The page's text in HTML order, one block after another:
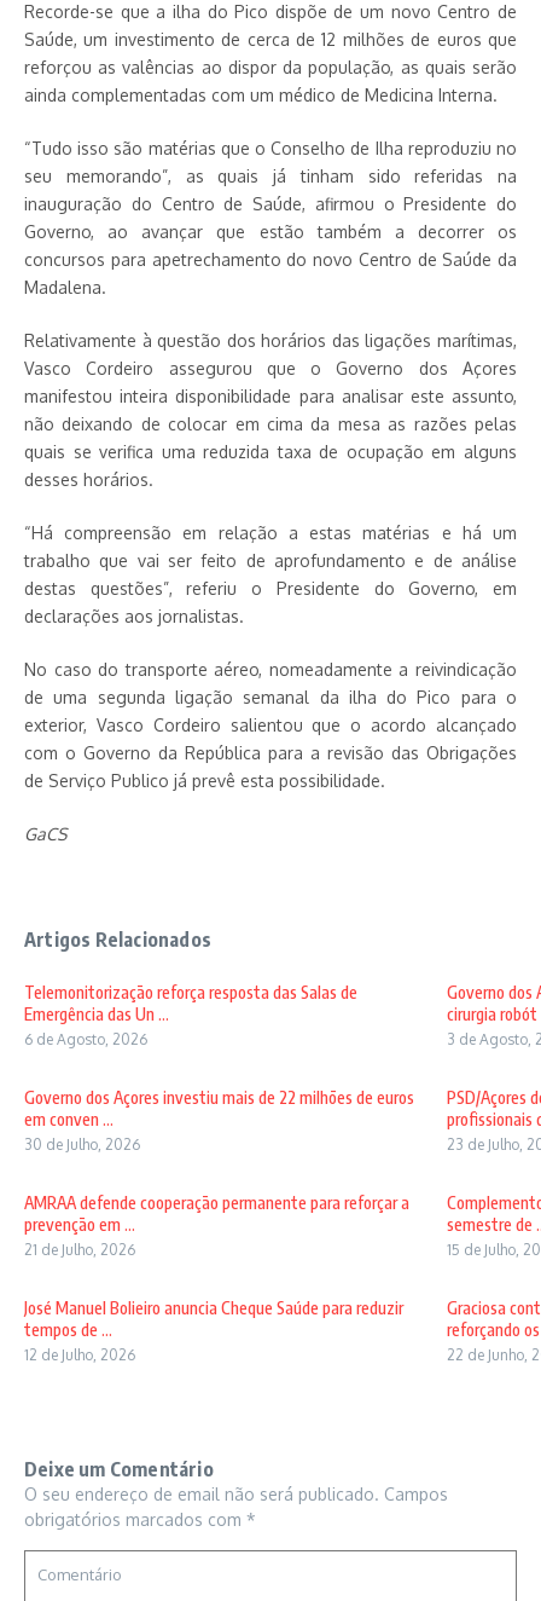
Recorde-se que a ilha do Pico dispõe de um novo Centro de
Saúde, um investimento de cerca de 12 milhões de euros que
reforçou as valências ao dispor da população, as quais serão
ainda complementadas com um médico de Medicina Interna.
“Tudo isso são matérias que o Conselho de Ilha reproduziu no
seu memorando”, as quais já tinham sido referidas na
inauguração do Centro de Saúde, afirmou o Presidente do
Governo, ao avançar que estão também a decorrer os
concursos para apetrechamento do novo Centro de Saúde da
Madalena.
Relativamente à questão dos horários das ligações marítimas,
Vasco Cordeiro assegurou que o Governo dos Açores
manifestou inteira disponibilidade para analisar este assunto,
não deixando de colocar em cima da mesa as razões pelas
quais se verifica uma reduzida taxa de ocupação em alguns
desses horários.
“Há compreensão em relação a estas matérias e há um
trabalho que vai ser feito de aprofundamento e de análise
destas questões”, referiu o Presidente do Governo, em
declarações aos jornalistas.
No caso do transporte aéreo, nomeadamente a reivindicação
de uma segunda ligação semanal da ilha do Pico para o
exterior, Vasco Cordeiro salientou que o acordo alcançado
com o Governo da República para a revisão das Obrigações
de Serviço Publico já prevê esta possibilidade.
GaCS
Artigos Relacionados
Telemonitorização reforça resposta das Salas de
Emergência das Un ...
6 de Agosto, 2026
Governo dos
cirurgia robót
3 de Agosto,
Governo dos Açores investiu mais de 22 milhões de euros
em conven ...
30 de Julho, 2026
PSD/Açores
profissionais
23 de Julho,
AMRAA defende cooperação permanente para reforçar a
prevenção em ...
21 de Julho, 2026
semestre de
15 de Julho,
José Manuel Bolieiro anuncia Cheque Saúde para reduzir
tempos de ...
12 de Julho, 2026
Graciosa
reforçando
22 de Junho,
Deixe um Comentário
O seu endereço de email não será publicado. Campos
obrigatórios marcados com *